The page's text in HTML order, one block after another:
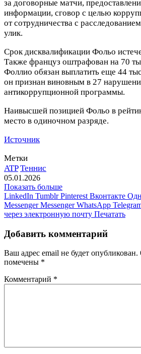
за договорные матчи,
информации, сговор с целью
от сотрудничества с
улик.
Срок дисквалификации Фольо
Также француз оштрафован на 70
Фоллио обязан выплатить еще 44
он признан виновным в 27
антикоррупционной программы.
Наивысшей позицией Фольо в
место в одиночном разряде.
Источник
Метки
ATP Теннис
05.01.2026
Показать больше
LinkedIn Tumblr Pinterest Вконтакте
Messenger Messenger WhatsApp
через электронную почту Печатать
Добавить комментарий
Ваш адрес email не будет опубликован.
помечены *
Комментарий *